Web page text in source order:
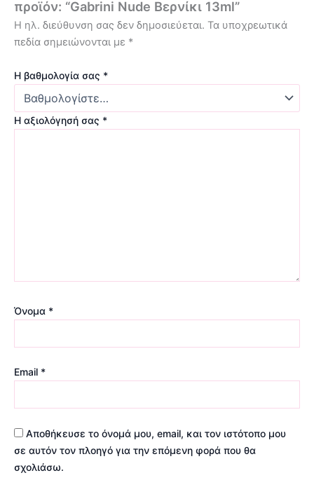
προϊόν: “Gabrini Nude Βερνίκι 13ml”
Η ηλ. διεύθυνση σας δεν δημοσιεύεται. Τα υποχρεωτικά
πεδία σημειώνονται με *
Η βαθμολογία σας *
Η αξιολόγησή σας *
Όνομα *
Email *
Αποθήκευσε το όνομά μου, email, και τον ιστότοπο μου
σε αυτόν τον πλοηγό για την επόμενη φορά που θα
σχολιάσω.